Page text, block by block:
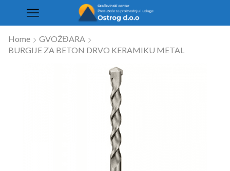
Home
GVOŽĐARA
BURGIJE ZA BETON DRVO KERAMIKU METAL